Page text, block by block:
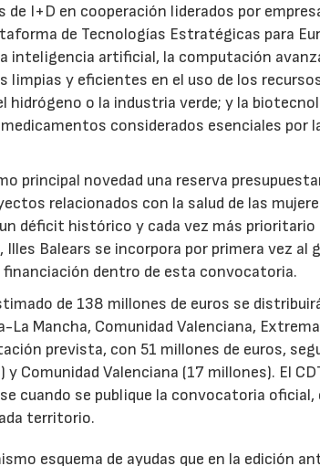
de I+D en cooperación liderados por
de Tecnologías Estratégicas para
inteligencia artificial, la computación
y eficientes en el uso de los
hidrógeno o la industria verde; y la
considerados esenciales por
principal novedad una reserva
relacionados con la salud de las
déficit histórico y cada vez más
Balears se incorpora por primera vez al
dentro de esta convocatoria.
de 138 millones de euros se
Mancha, Comunidad Valenciana,
prevista, con 51 millones de euros,
y Comunidad Valenciana (17 millones). El
cuando se publique la convocatoria
territorio.
esquema de ayudas que en la edición